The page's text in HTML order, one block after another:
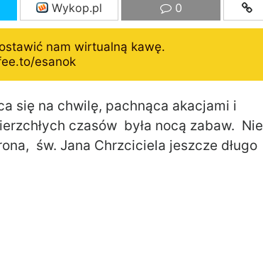
Wykop.pl 0
nam wirtualną kawę.
esanok
się na chwilę, pachnąca akacjami i
czasów była nocą zabaw. Nie
św. Jana Chrzciciela jeszcze długo